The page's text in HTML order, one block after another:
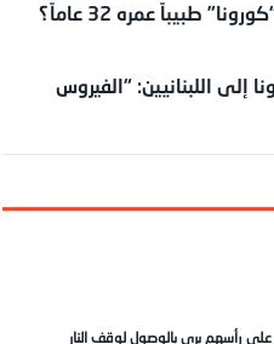
طبيباً عمره 32 عاماً؟
إلى اللبنانيين: “الفيروس
على رأسهم بري بالوصول لوقف النار